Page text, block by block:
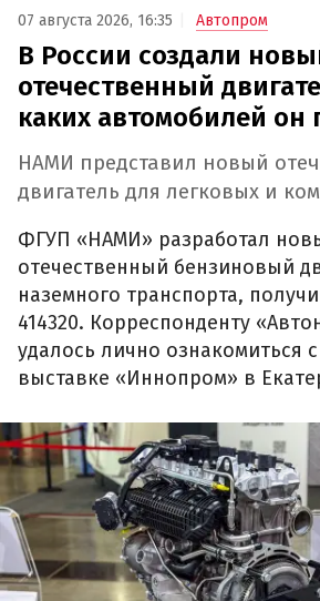
07 августа 2026, 16:35 Автопром
В России создали
отечественный
каких автомобилей он
НАМИ представил новый
двигатель для легковых и
ФГУП «НАМИ» разработал
отечественный бензиновый
наземного транспорта,
414320. Корреспонденту
удалось лично ознакомиться
выставке «Иннопром» в